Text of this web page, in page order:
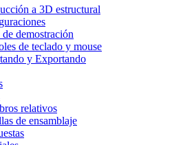
a 3D estructural
demostración
de teclado y mouse
y Exportando
relativos
de ensamblaje